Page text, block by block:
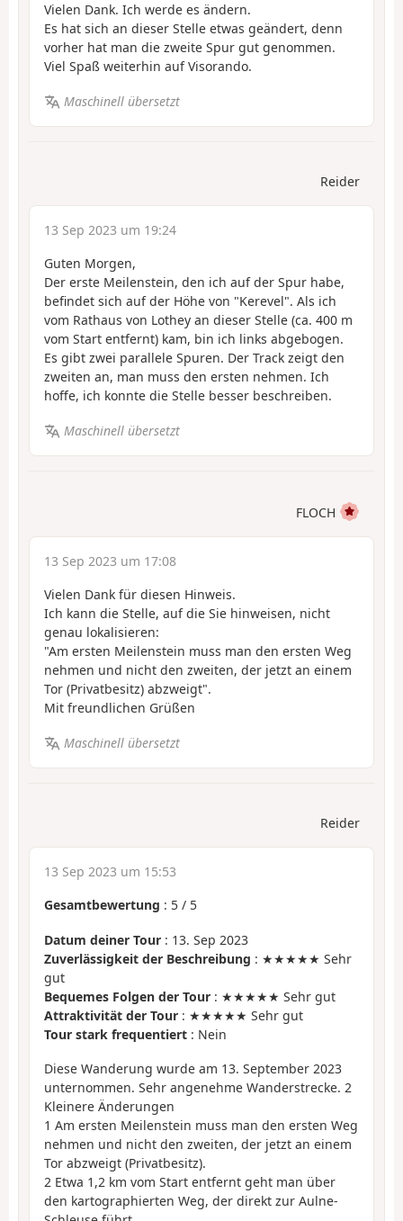
Vielen Dank. Ich werde es ändern.
Es hat sich an dieser Stelle etwas geändert, denn
vorher hat man die zweite Spur gut genommen.
Viel Spaß weiterhin auf Visorando.
Maschinell übersetzt
Reider
13 Sep 2023 um 19:24
Guten Morgen,
Der erste Meilenstein, den ich auf der Spur habe,
befindet sich auf der Höhe von "Kerevel". Als ich
vom Rathaus von Lothey an dieser Stelle (ca. 400 m
vom Start entfernt) kam, bin ich links abgebogen.
Es gibt zwei parallele Spuren. Der Track zeigt den
zweiten an, man muss den ersten nehmen. Ich
hoffe, ich konnte die Stelle besser beschreiben.
Maschinell übersetzt
FLOCH
13 Sep 2023 um 17:08
Vielen Dank für diesen Hinweis.
Ich kann die Stelle, auf die Sie hinweisen, nicht
genau lokalisieren:
"Am ersten Meilenstein muss man den ersten Weg
nehmen und nicht den zweiten, der jetzt an einem
Tor (Privatbesitz) abzweigt".
Mit freundlichen Grüßen
Maschinell übersetzt
Reider
13 Sep 2023 um 15:53
Gesamtbewertung : 5 / 5
Datum deiner Tour : 13. Sep 2023
Zuverlässigkeit der Beschreibung : ★★★★★ Sehr
gut
Bequemes Folgen der Tour : ★★★★★ Sehr gut
Attraktivität der Tour : ★★★★★ Sehr gut
Tour stark frequentiert : Nein
Diese Wanderung wurde am 13. September 2023
unternommen. Sehr angenehme Wanderstrecke. 2
Kleinere Änderungen
1 Am ersten Meilenstein muss man den ersten Weg
nehmen und nicht den zweiten, der jetzt an einem
Tor abzweigt (Privatbesitz).
2 Etwa 1,2 km vom Start entfernt geht man über
den kartographierten Weg, der direkt zur Aulne-